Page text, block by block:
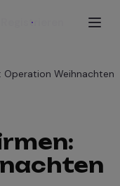
Registrieren
Operation Weihnachten